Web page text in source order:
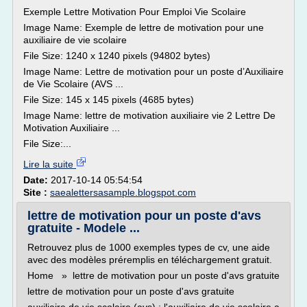
Exemple Lettre Motivation Pour Emploi Vie Scolaire
Image Name: Exemple de lettre de motivation pour une
auxiliaire de vie scolaire
File Size: 1240 x 1240 pixels (94802 bytes)
Image Name: Lettre de motivation pour un poste d’Auxiliaire
de Vie Scolaire (AVS ...
File Size: 145 x 145 pixels (4685 bytes)
Image Name: lettre de motivation auxiliaire vie 2 Lettre De
Motivation Auxiliaire ...
File Size:...
Lire la suite
Date: 2017-10-14 05:54:54
Site : saealettersasample.blogspot.com
lettre de motivation pour un poste d'avs
gratuite - Modele ...
Retrouvez plus de 1000 exemples types de cv, une aide
avec des modèles préremplis en téléchargement gratuit.
Home » lettre de motivation pour un poste d'avs gratuite
lettre de motivation pour un poste d'avs gratuite